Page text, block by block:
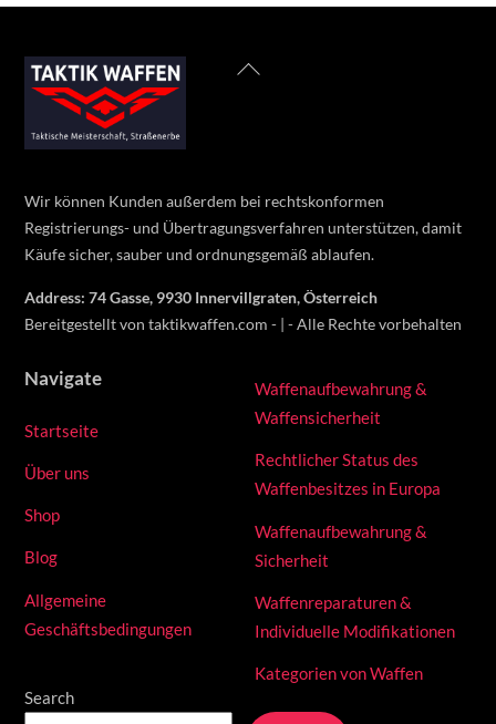
Back
Wir können Kunden außerdem bei rechtskonformen
Registrierungs- und Übertragungsverfahren unterstützen, damit
Käufe sicher, sauber und ordnungsgemäß ablaufen.
Address: 74 Gasse, 9930 Innervillgraten, Österreich
Bereitgestellt von taktikwaffen.com - | - Alle Rechte vorbehalten
Navigate
Startseite
Über uns
Shop
Blog
Allgemeine
Geschäftsbedingungen
Search
Waffenaufbewahrung &
Waffensicherheit
Rechtlicher Status des
Waffenbesitzes in Europa
Waffenaufbewahrung &
Sicherheit
Waffenreparaturen &
Individuelle Modifikationen
Kategorien von Waffen